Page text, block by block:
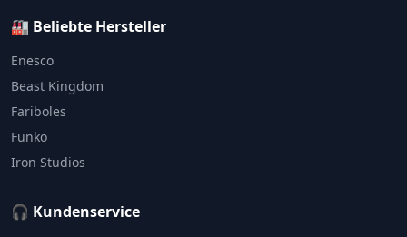
🏭 Beliebte Hersteller
Enesco
Beast Kingdom
Fariboles
Funko
Iron Studios
🎧 Kundenservice